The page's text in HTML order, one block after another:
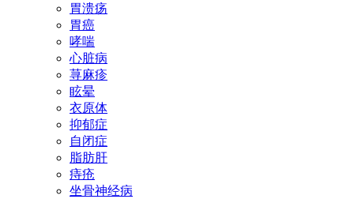
胃溃疡
胃癌
哮喘
心脏病
荨麻疹
眩晕
衣原体
抑郁症
自闭症
脂肪肝
痔疮
坐骨神经病